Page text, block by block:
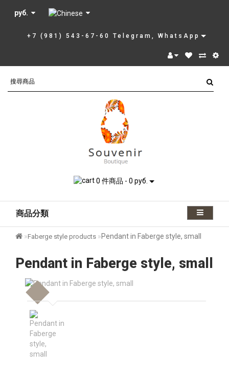
руб.
+7 (981) 543-67-60 Telegram, WhatsApp
0 件商品 - 0 руб.
商品分類
Faberge style products Pendant in Faberge style, small
Pendant in Faberge style, small